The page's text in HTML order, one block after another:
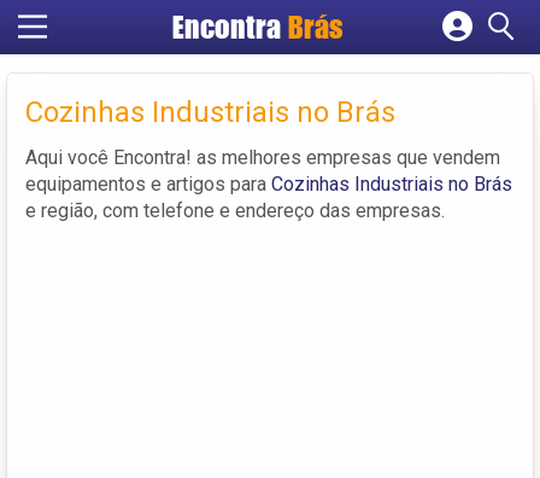
Encontra Brás
Cadastrar empresa
Criar conta
Cozinhas Industriais no Brás
Aqui você Encontra! as melhores empresas que vendem
equipamentos e artigos para Cozinhas Industriais no Brás
e região, com telefone e endereço das empresas.